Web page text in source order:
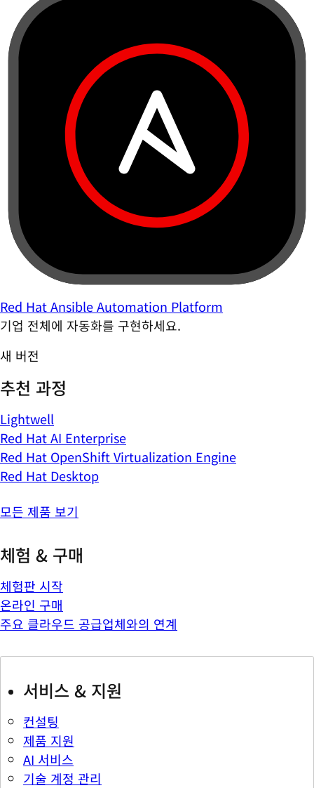
Red Hat Ansible Automation Platform
기업 전체에 자동화를 구현하세요.
새 버전
추천 과정
Lightwell
Red Hat AI Enterprise
Red Hat OpenShift Virtualization Engine
Red Hat Desktop
모든 제품 보기
체험 & 구매
체험판 시작
온라인 구매
주요 클라우드 공급업체와의 연계
서비스 & 지원
컨설팅
제품 지원
AI 서비스
기술 계정 관리